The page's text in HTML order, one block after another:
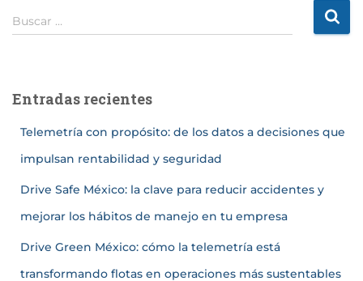
Buscar …
Entradas recientes
Telemetría con propósito: de los datos a decisiones que
impulsan rentabilidad y seguridad
Drive Safe México: la clave para reducir accidentes y
mejorar los hábitos de manejo en tu empresa
Drive Green México: cómo la telemetría está
transformando flotas en operaciones más sustentables